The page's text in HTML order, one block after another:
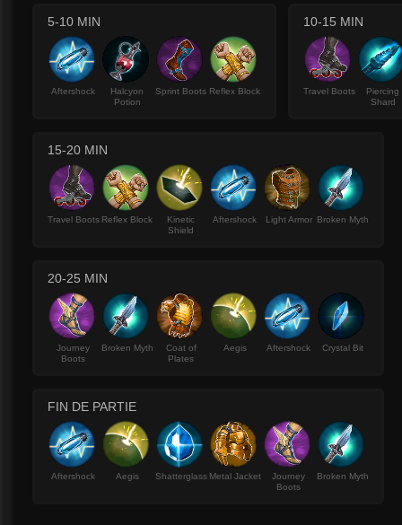
5-10 MIN
Aftershock
Halcyon
Potion
Sprint Boots Reflex Block
10-15 MIN
Travel Boots
Piercing
Shard
15-20 MIN
Travel Boots Reflex Block
Kinetic
Shield
Aftershock Light Armor Broken Myth
20-25 MIN
Journey
Boots
Broken Myth
Coat of
Plates
Aegis Aftershock Crystal Bit
FIN DE PARTIE
Aftershock Aegis Shatterglass Metal Jacket
Journey
Boots
Broken Myth